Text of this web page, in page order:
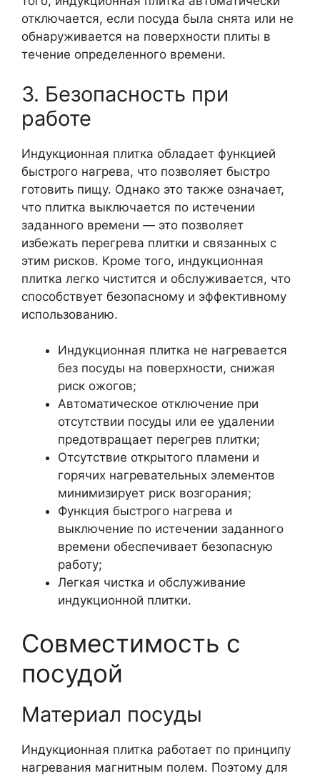
отключается, если посуда была снята или не
обнаруживается на поверхности плиты в
течение определенного времени.
3. Безопасность при
работе
Индукционная плитка обладает функцией
быстрого нагрева, что позволяет быстро
готовить пищу. Однако это также означает,
что плитка выключается по истечении
заданного времени — это позволяет
избежать перегрева плитки и связанных с
этим рисков. Кроме того, индукционная
плитка легко чистится и обслуживается, что
способствует безопасному и эффективному
использованию.
Индукционная плитка не нагревается
без посуды на поверхности, снижая
риск ожогов;
Автоматическое отключение при
отсутствии посуды или ее удалении
предотвращает перегрев плитки;
Отсутствие открытого пламени и
горячих нагревательных элементов
минимизирует риск возгорания;
Функция быстрого нагрева и
выключение по истечении заданного
времени обеспечивает безопасную
работу;
Легкая чистка и обслуживание
индукционной плитки.
Совместимость с
посудой
Материал посуды
Индукционная плитка работает по принципу
нагревания магнитным полем. Поэтому для